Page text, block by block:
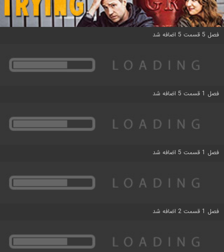
فصل 5 قسمت 5 اضافه شد
فصل 1 قسمت 5 اضافه شد
فصل 1 قسمت 5 اضافه شد
فصل 1 قسمت 2 اضافه شد